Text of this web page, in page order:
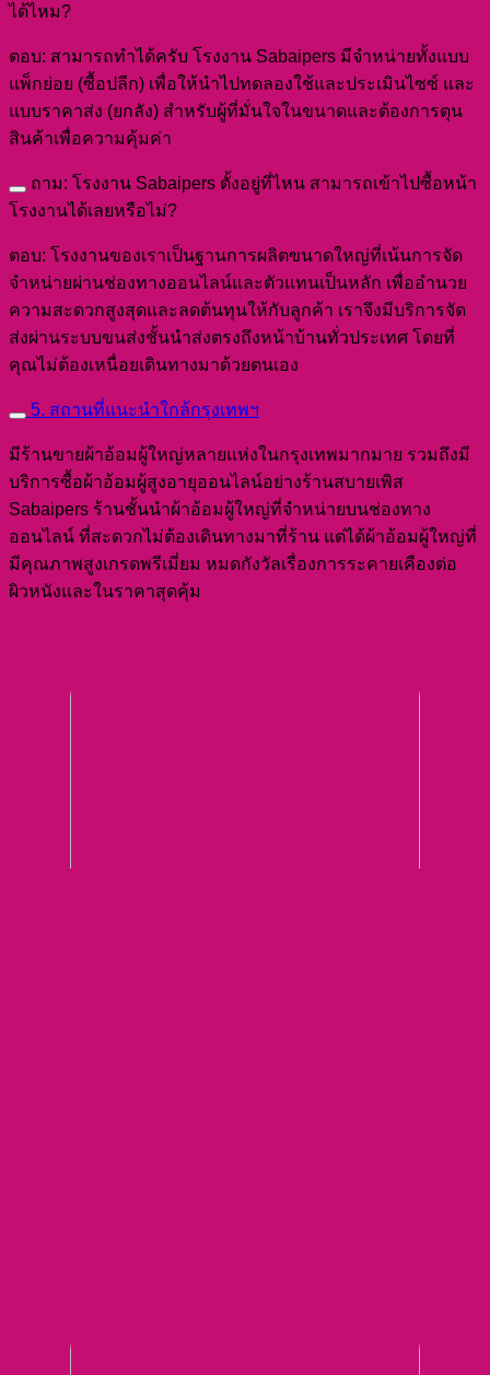
ได้ไหม?
ตอบ: สามารถทำได้ครับ โรงงาน Sabaipers มีจำหน่ายทั้งแบบ
แพ็กย่อย (ซื้อปลีก) เพื่อให้นำไปทดลองใช้และประเมินไซซ์ และ
แบบราคาส่ง (ยกลัง) สำหรับผู้ที่มั่นใจในขนาดและต้องการตุน
สินค้าเพื่อความคุ้มค่า
ถาม: โรงงาน Sabaipers ตั้งอยู่ที่ไหน สามารถเข้าไปซื้อหน้า
โรงงานได้เลยหรือไม่?
ตอบ: โรงงานของเราเป็นฐานการผลิตขนาดใหญ่ที่เน้นการจัด
จำหน่ายผ่านช่องทางออนไลน์และตัวแทนเป็นหลัก เพื่ออำนวย
ความสะดวกสูงสุดและลดต้นทุนให้กับลูกค้า เราจึงมีบริการจัด
ส่งผ่านระบบขนส่งชั้นนำส่งตรงถึงหน้าบ้านทั่วประเทศ โดยที่
คุณไม่ต้องเหนื่อยเดินทางมาด้วยตนเอง
5. สถานที่แนะนำใกล้กรุงเทพฯ
มีร้านขายผ้าอ้อมผู้ใหญ่หลายแห่งในกรุงเทพมากมาย รวมถึงมี
บริการซื้อผ้าอ้อมผู้สูงอายุออนไลน์อย่างร้านสบายเพิส
Sabaipers ร้านชั้นนำผ้าอ้อมผู้ใหญ่ที่จำหน่ายบนช่องทาง
ออนไลน์ ที่สะดวกไม่ต้องเดินทางมาที่ร้าน แต่ได้ผ้าอ้อมผู้ใหญ่ที่
มีคุณภาพสูงเกรดพรีเมี่ยม หมดกังวัลเรื่องการระคายเคืองต่อ
ผิวหนังและในราคาสุดคุ้ม